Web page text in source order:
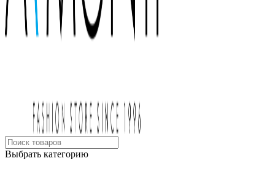
Выбрать категорию